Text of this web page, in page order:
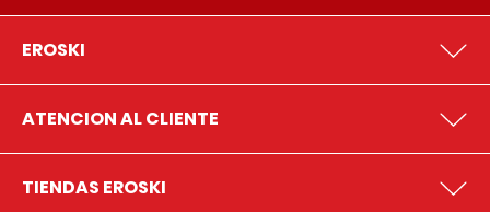
EROSKI
ATENCION AL CLIENTE
TIENDAS EROSKI